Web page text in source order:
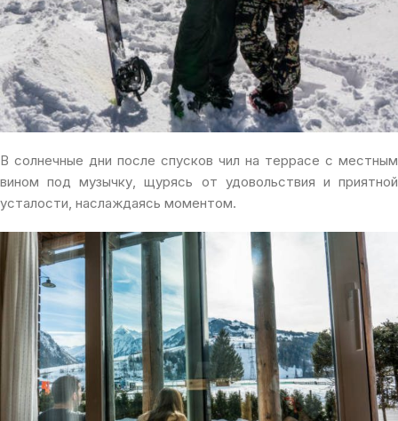
В солнечные дни после спусков чил на террасе с местным
вином под музычку, щурясь от удовольствия и приятной
усталости, наслаждаясь моментом.